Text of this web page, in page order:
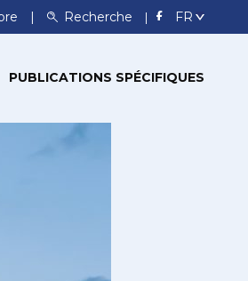
Recherche
PUBLICATIONS SPÉCIFIQUES